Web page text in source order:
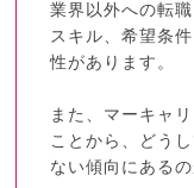
業界以外への転
スキル、希望条
性があります。
また、マーキャ
ことから、どう
ない傾向にある